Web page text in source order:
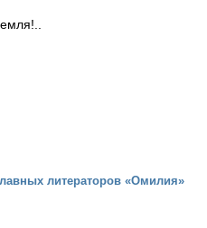
литераторов «Омилия»